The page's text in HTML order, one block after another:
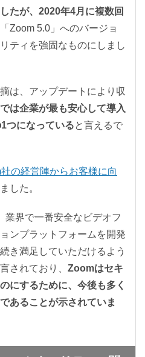
たが、2020年4月に複数回
Zoom 5.0」へのバージョ
ティを強固なものにしまし
は、アップデートにより収
は企業が最も安心して導入
つになっていると言えるで
の経営陣からお客様に向
した。
業界で一番安全なビデオフ
ンプラットフォームを開発
き満足していただけるよう
されており、 Zoomはセキ
にするために、今後も多く
あることが示されていま